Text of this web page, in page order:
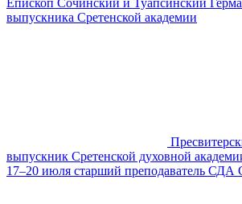
выпускника Сретенской академии
выпускник Сретенской духовной
17–20 июля старший преподаватель СДА